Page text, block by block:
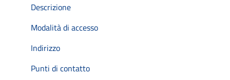
Descrizione
Modalità di accesso
Indirizzo
Punti di contatto